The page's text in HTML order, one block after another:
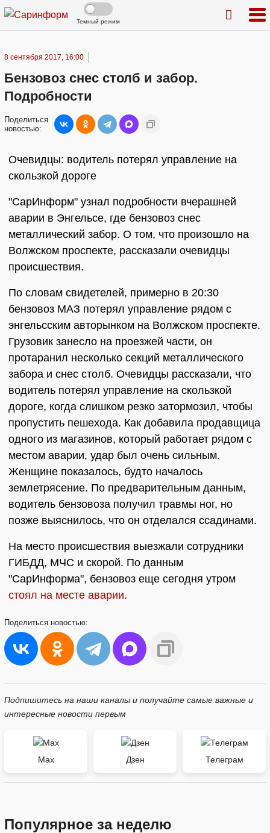
Темный режим
8 сентября 2017, 16:00
Бензовоз снес столб и забор.
Подробности
Поделиться
новостью:
Очевидцы: водитель потерял управление на
скользкой дороге
"СарИнформ" узнал подробности вчерашней
аварии в Энгельсе, где бензовоз снес
металлический забор. О том, что произошло на
Волжском проспекте, рассказали очевидцы
происшествия.
По словам свидетелей, примерно в 20:30
бензовоз МАЗ потерял управление рядом с
энгельсским авторынком на Волжском проспекте.
Грузовик занесло на проезжей части, он
протаранил несколько секций металлического
забора и снес столб. Очевидцы рассказали, что
водитель потерял управление на скользкой
дороге, когда слишком резко затормозил, чтобы
пропустить пешехода. Как добавила продавщица
одного из магазинов, который работает рядом с
местом аварии, удар был очень сильным.
Женщине показалось, будто началось
землетрясение. По предварительным данным,
водитель бензовоза получил травмы ног, но
позже выяснилось, что он отделался ссадинами.
На место происшествия выезжали сотрудники
ГИБДД, МЧС и скорой. По данным
"СарИнформа", бензовоз еще сегодня утром
стоял на месте аварии.
Поделиться новостью:
Подпишитесь на наши каналы и получайте самые важные и
интересные новости первым
Max Дзен Телеграм
Популярное за неделю